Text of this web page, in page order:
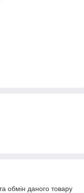
обмін даного товару